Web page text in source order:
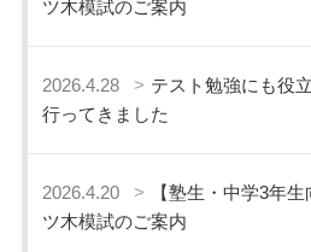
ツ木模試のご案内
2026.4.28
テスト勉強にも役
行ってきました
2026.4.20
【塾生・中学3年
ツ木模試のご案内